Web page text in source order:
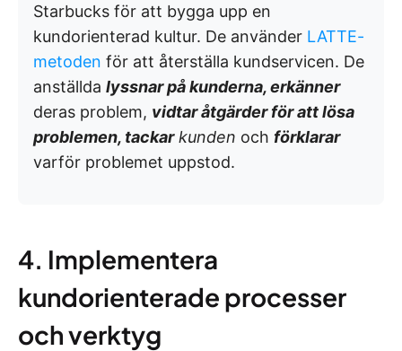
Starbucks för att bygga upp en
kundorienterad kultur. De använder LATTE-
metoden för att återställa kundservicen. De
anställda lyssnarpå kunderna,erkänner
deras problem, vidtar åtgärder för att lösa
problemen, tackarkunden och förklarar
varför problemet uppstod.
4. Implementera
kundorienterade processer
och verktyg